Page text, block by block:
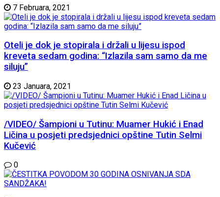
7 Februara, 2021
Oteli je dok je stopirala i držali u lijesu ispod
kreveta sedam godina: “Izlazila sam samo da me
siluju”
23 Januara, 2021
/VIDEO/ Šampioni u Tutinu: Muamer Hukić i Enad
Ličina u posjeti predsjednici opštine Tutin Selmi
Kučević
0